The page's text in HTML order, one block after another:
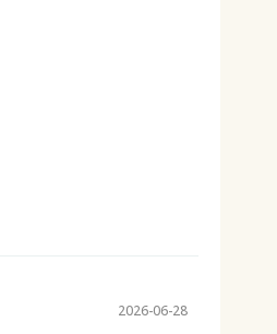
2026-06-28